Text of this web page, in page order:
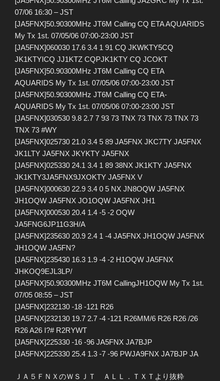
07/06 16:30 – JST
[JA5FNX]50.90300MHz JT6M Calling CQ ETA AQUARIDS
My Tx 1st. 07/05/06 07:00-23:00 JST
[JA5FNX]060030 17.6 3.4 1 91 CQ JKWKTY5CQ
JK1KTYICQ JJ1KTZ CQPJK1KTY CQ JCOKT
[JA5FNX]50.90300MHz JT6M Calling CQ ETA
AQUARIDS My Tx 1st. 07/05/06 07:00-23:00 JST
[JA5FNX]50.90300MHz JT6M Calling CQ ETA-
AQUARIDS My Tx 1st. 07/05/06 07:00-23:00 JST
[JA5FNX]030530 9.8 2.7 7 93 73 TNX 73 TNX 73 TNX 73
TNX 73 #WY
[JA5FNX]025730 21.0 3.4 5 89 JA5FNX JKC7TY JA5FNX
JK1LTY JA5FNX JKYKTY JA5FNX
[JA5FNX]025330 24.1 3.4 1 89 38NX JK1KTY JA5FNX
JK1KTY3JA5FNX9JXOKTY JA5FNX V
[JA5FNX]000630 22.9 3.4 0 5 NX JN8OQW JA5FNX
JH1OQW JA5FNX JO1OQW JA5FNX JH1
[JA5FNX]000530 20.4 1.4 -5 -2 OQW
JA5FNG6JP11G3H/A
[JA5FNX]235630 20.9 2.4 1 -4 JA5FNX JH1OQW JA5FNX
JH1OQW JA5FN?
[JA5FNX]235430 16.3 1.9 -4 -2 H1OQW JA5FNX
JHKOQ9EJL3LP/
[JA5FNX]50.90300MHz JT6M CallingJH1OQW My Tx 1st.
07/05 08:55 – JST
[JA5FNX]232130 -18 -121 R26
[JA5FNX]232130 19.7 2.7 -4 -121 R26MM/6 R26 R26 /26
R26 A26 I?# R2RYWT
[JA5FNX]225330 -16 -96 JA5FNX JA7BJP
[JA5FNX]225330 25.4 1.3 -7 -96 PWJA9FNX JA7BJP JA
ＪＡ５ＦＮＸのＷＳＪＴ ＡＬＬ．ＴＸＴより抜粋